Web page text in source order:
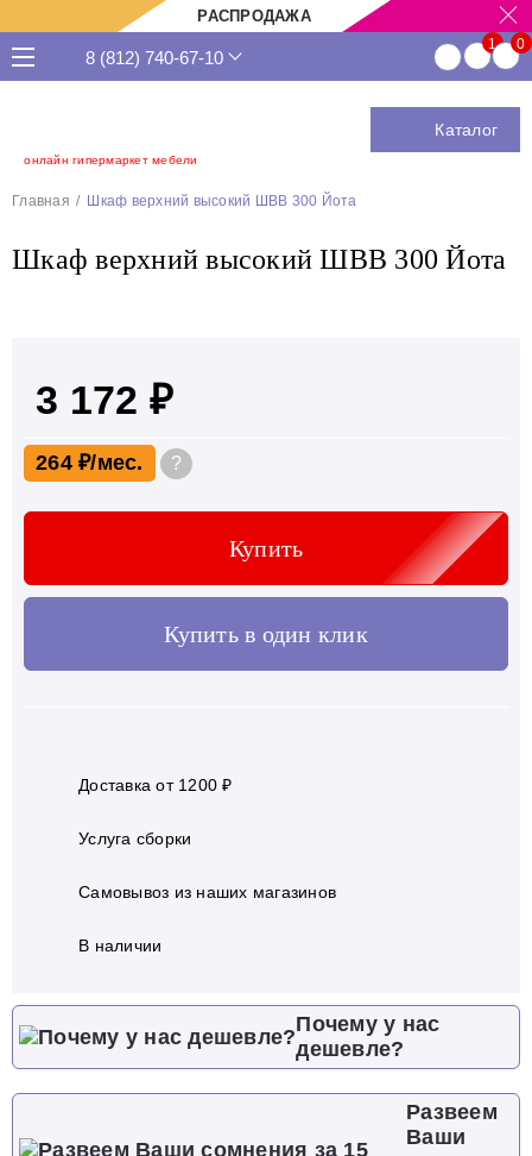
РАСПРОДАЖА
онлайн гипермаркет мебели
8 (812) 740-67-10
Каталог
Главная Шкаф верхний высокий ШВВ 300 Йота
Шкаф верхний высокий ШВВ 300 Йота
3 172 ₽
264 ₽ ?
Купить
Купить в один клик
Доставка от 1200 ₽
Услуга сборки
Самовывоз из наших магазинов
В наличии
Почему у нас
дешевле?
Развеем
Ваши